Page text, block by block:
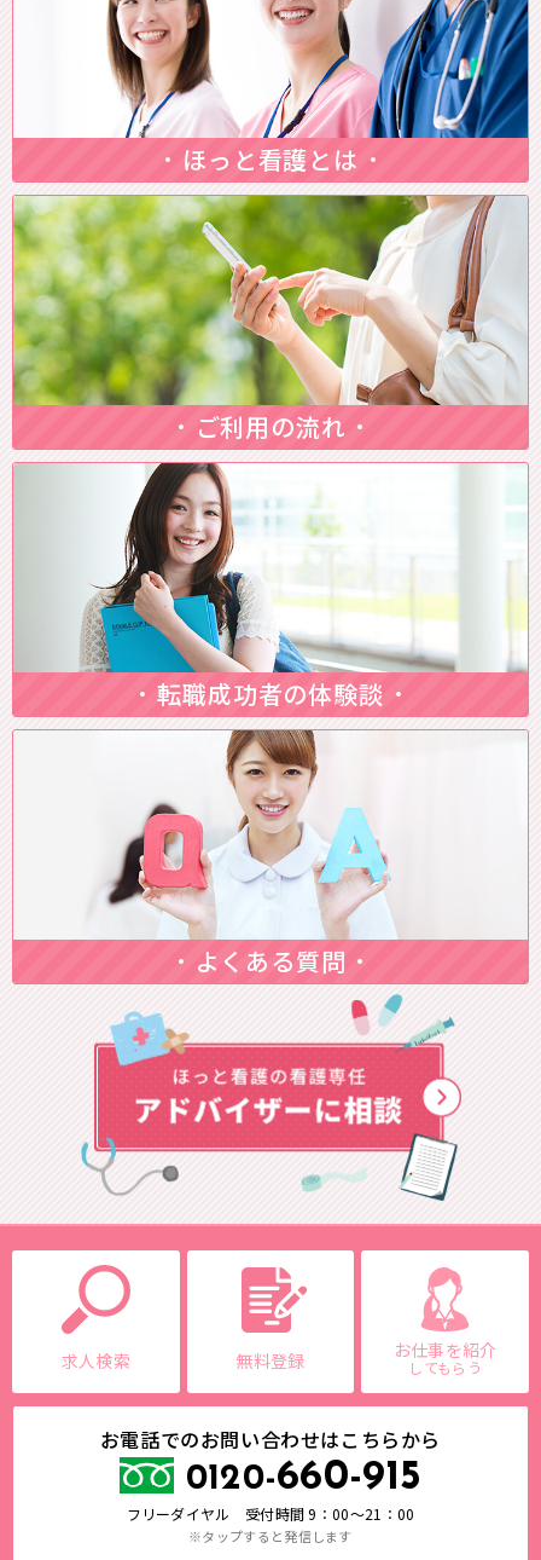
ほっと看護とは
ご利用の流れ
転職成功者の体験談
よくある質問
求人検索 無料登録 お仕事を紹介
してもらう
お電話でのお問い合わせはこちらから
0120-660-915
フリーダイヤル 受付時間 9：00～21：00
※タップすると発信します